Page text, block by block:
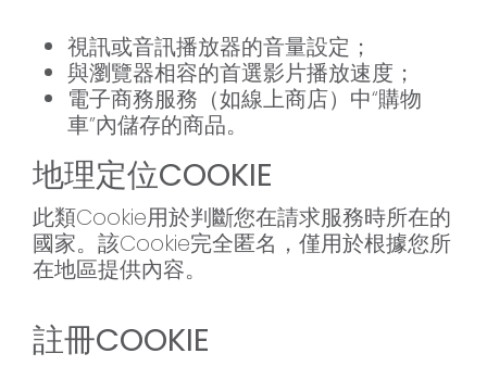
視訊或音訊播放器的音量設定；
與瀏覽器相容的首選影片播放速度；
電子商務服務（如線上商店）中“購物
車”內儲存的商品。
地理定位COOKIE
此類Cookie用於判斷您在請求服務時所在的
國家。該Cookie完全匿名，僅用於根據您所
在地區提供內容。
註冊COOKIE